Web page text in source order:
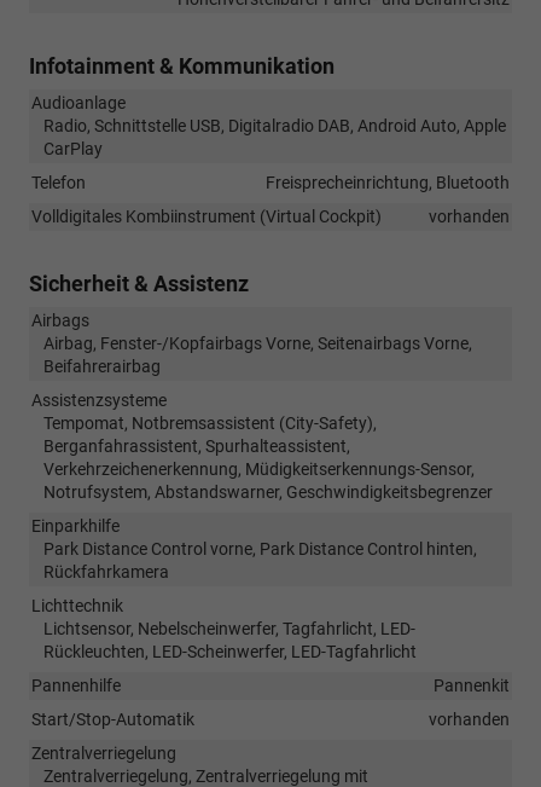
Infotainment & Kommunikation
Audioanlage
Radio, Schnittstelle USB, Digitalradio DAB, Android Auto, Apple
CarPlay
Telefon
Freisprecheinrichtung, Bluetooth
Volldigitales Kombiinstrument (Virtual Cockpit)
vorhanden
Sicherheit & Assistenz
Airbags
Airbag, Fenster-/Kopfairbags Vorne, Seitenairbags Vorne,
Beifahrerairbag
Assistenzsysteme
Tempomat, Notbremsassistent (City-Safety),
Berganfahrassistent, Spurhalteassistent,
Verkehrzeichenerkennung, Müdigkeitserkennungs-Sensor,
Notrufsystem, Abstandswarner, Geschwindigkeitsbegrenzer
Einparkhilfe
Park Distance Control vorne, Park Distance Control hinten,
Rückfahrkamera
Lichttechnik
Lichtsensor, Nebelscheinwerfer, Tagfahrlicht, LED-
Rückleuchten, LED-Scheinwerfer, LED-Tagfahrlicht
Pannenhilfe
Pannenkit
Start/Stop-Automatik
vorhanden
Zentralverriegelung
Zentralverriegelung, Zentralverriegelung mit